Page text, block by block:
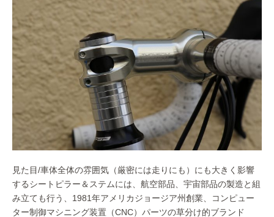
見た目/車体全体の雰囲気（厳密には走りにも）にも大きく影響
するシートピラー＆ステムには、航空部品、宇宙部品の製造と組
み立ても行う、1981年アメリカジョージア州創業、コンピュー
ター制御マシニング装置（CNC）パーツの草分け的ブランド